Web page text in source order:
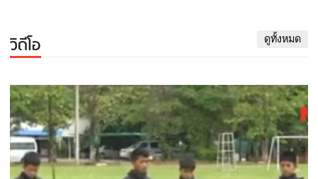
วิดีโอ ดูทั้งหมด